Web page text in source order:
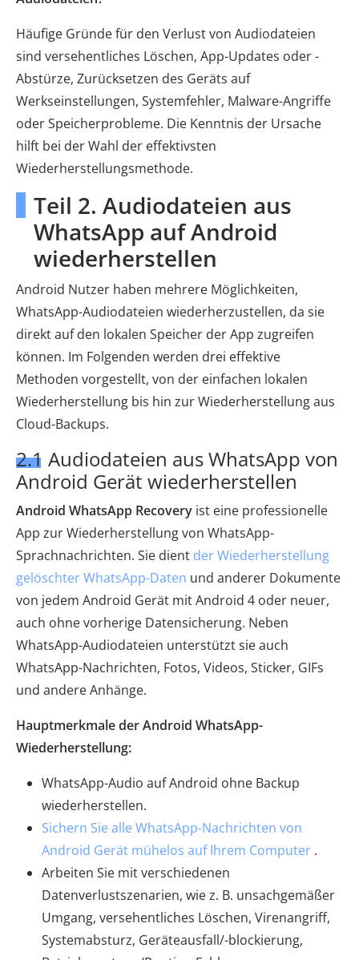
Häufige Gründe für den Verlust von Audiodateien
sind versehentliches Löschen, App-Updates oder -
Abstürze, Zurücksetzen des Geräts auf
Werkseinstellungen, Systemfehler, Malware-Angriffe
oder Speicherprobleme. Die Kenntnis der Ursache
hilft bei der Wahl der effektivsten
Wiederherstellungsmethode.
Teil 2. Audiodateien aus
WhatsApp auf Android
wiederherstellen
Android Nutzer haben mehrere Möglichkeiten,
WhatsApp-Audiodateien wiederherzustellen, da sie
direkt auf den lokalen Speicher der App zugreifen
können. Im Folgenden werden drei effektive
Methoden vorgestellt, von der einfachen lokalen
Wiederherstellung bis hin zur Wiederherstellung aus
Cloud-Backups.
2.1 Audiodateien aus WhatsApp von
Android Gerät wiederherstellen
Android WhatsApp Recovery ist eine professionelle
App zur Wiederherstellung von WhatsApp-
Sprachnachrichten. Sie dient der Wiederherstellung
gelöschter WhatsApp-Daten und anderer Dokumente
von jedem Android Gerät mit Android 4 oder neuer,
auch ohne vorherige Datensicherung. Neben
WhatsApp-Audiodateien unterstützt sie auch
WhatsApp-Nachrichten, Fotos, Videos, Sticker, GIFs
und andere Anhänge.
Hauptmerkmale der Android WhatsApp-
Wiederherstellung:
WhatsApp-Audio auf Android ohne Backup
wiederherstellen.
Sichern Sie alle WhatsApp-Nachrichten von
Android Gerät mühelos auf Ihrem Computer .
Arbeiten Sie mit verschiedenen
Datenverlustszenarien, wie z. B. unsachgemäßer
Umgang, versehentliches Löschen, Virenangriff,
Systemabsturz, Geräteausfall/-blockierung,